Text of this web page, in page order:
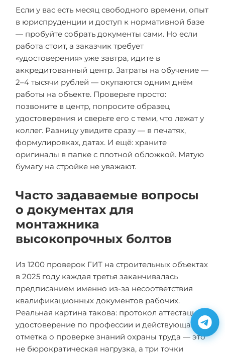
Если у вас есть месяц свободного времени, опыт
в юриспруденции и доступ к нормативной базе
— пробуйте собрать документы сами. Но если
работа стоит, а заказчик требует
«удостоверения» уже завтра, идите в
аккредитованный центр. Затраты на обучение —
2–4 тысячи рублей — окупаются одним днём
работы на объекте. Проверьте просто:
позвоните в центр, попросите образец
удостоверения и сверьте его с теми, что лежат у
коллег. Разницу увидите сразу — в печатях,
формулировках, датах. И ещё: храните
оригиналы в папке с плотной обложкой. Мятую
бумагу на стройке не уважают.
Часто задаваемые вопросы
о документах для
монтажника
высокопрочных болтов
Из 1200 проверок ГИТ на строительных объектах
в 2025 году каждая третья заканчивалась
предписанием именно из-за несоответствия
квалификационных документов рабочих.
Реальная картина такова: протокол аттестации,
удостоверение по профессии и действующая
отметка о проверке знаний охраны труда — это
не бюрократическая нагрузка, а три точки